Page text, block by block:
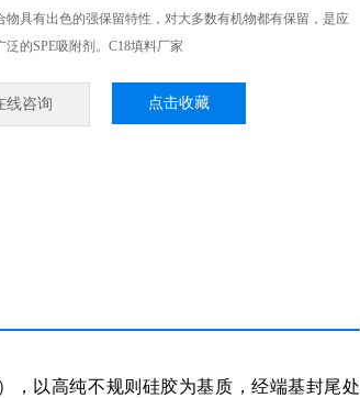
物具有出色的强保留特性，对大多数有机物都有保留，是应
泛的SPE吸附剂。C18填料厂家
线咨询 点击收藏
，以高纯不规则硅胶为基质，经端基封尾处